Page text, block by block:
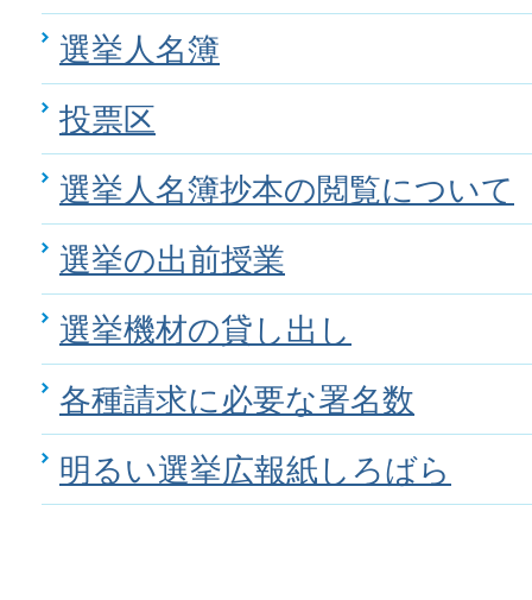
選挙人名簿
投票区
選挙人名簿抄本の閲覧について
選挙の出前授業
選挙機材の貸し出し
各種請求に必要な署名数
明るい選挙広報紙しろばら